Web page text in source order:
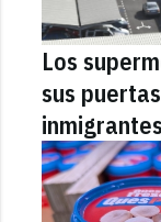
Los
sus
inmigrantes